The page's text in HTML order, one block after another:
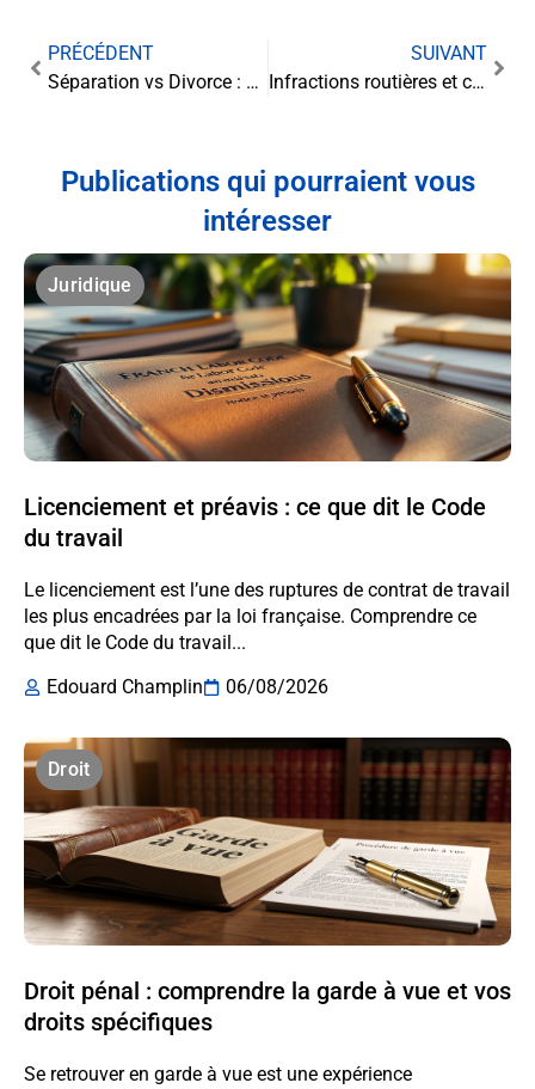
PRÉCÉDENT
Séparation vs Divorce : Pourquoi choisir la voie de la séparation ?
SUIVANT
Infractions routières et conduite sans permis : Conséquences juridiques et sanctions encourues
Publications qui pourraient vous
intéresser
Juridique
Licenciement et préavis : ce que dit le Code
du travail
Le licenciement est l’une des ruptures de contrat de travail
les plus encadrées par la loi française. Comprendre ce
que dit le Code du travail...
Edouard Champlin
06/08/2026
Droit
Droit pénal : comprendre la garde à vue et vos
droits spécifiques
Se retrouver en garde à vue est une expérience